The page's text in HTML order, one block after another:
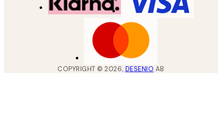
COPYRIGHT ©2026, DESENIO AB